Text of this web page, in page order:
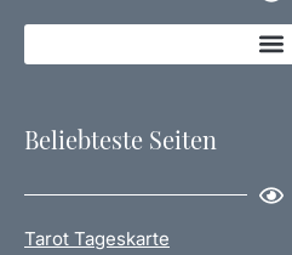
Beliebteste Seiten
Tarot Tageskarte